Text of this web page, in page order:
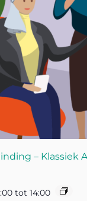
– Klassiek
tot 14:00